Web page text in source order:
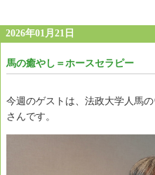
2026年01月21日
馬の癒やし＝ホースセラピー
今週のゲストは、法政大学人馬
さんです。